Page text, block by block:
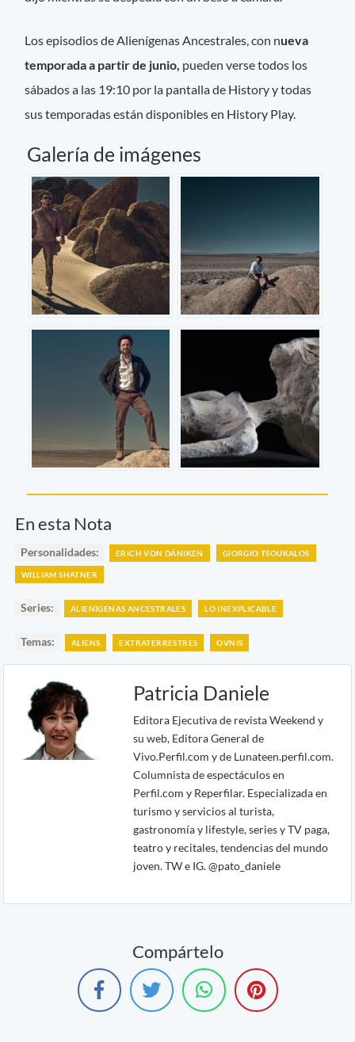
Los episodios de Alienígenas Ancestrales, con nueva
temporada a partir de junio, pueden verse todos los
sábados a las 19:10 por la pantalla de History y todas
sus temporadas están disponibles en History Play.
Galería de imágenes
En esta Nota
Personalidades: ERICH VON DÄNIKEN GIORGIO TSOUKALOS
WILLIAM SHATNER
Series: ALIENÌGENAS ANCESTRALES LO INEXPLICABLE
Temas: ALIENS EXTRATERRESTRES OVNIS
Patricia Daniele
Editora Ejecutiva de revista Weekend y
su web, Editora General de
Vivo.Perfil.com y de Lunateen.perfil.com.
Columnista de espectáculos en
Perfil.com y Reperfilar. Especializada en
turismo y servicios al turista,
gastronomía y lifestyle, series y TV paga,
teatro y recitales, tendencias del mundo
joven. TW e IG. @pato_daniele
Compártelo